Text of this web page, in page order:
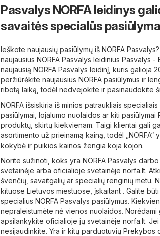
Pasvalys NORFA leidinys
savaitės specialūs
Ieškote naujausių pasiūlymų iš NORFA
naujausius NORFA Pasvalys leidinius Pasvalys -
naujausią NORFA Pasvalys leidinį, kuris galioja
peržiūrėkite naujausius NORFA pasiūlymus ir
ribotą laiką, todėl nedvejokite ir pasinaudokite
NORFA išsiskiria iš minios patraukliais
pasiūlymai, lojalumo nuolaidos ar kiti
produktų, skirtų kiekvienam. Taigi klientai gali
asortimento už prieinamą kainą, todėl
kokybė ir puikios kainos žengia koja kojon.
Norite sužinoti, koks yra NORFA Pasvalys
svetainėje arba oficialioje svetainėje norfa.lt.
švenčių, savaitgalių ar specialių renginių metu.
kituose Lietuvos miestuose, įskaitant . Galite
specialius NORFA Pasvalys pasiūlymus.
nepraleistumėte nė vienos nuolaidos. Norėdami
apsilankykite oficialioje jų svetainėje norfa.lt.
nesijaudinkite. Yra ir kitų parduotuvių Prekybos